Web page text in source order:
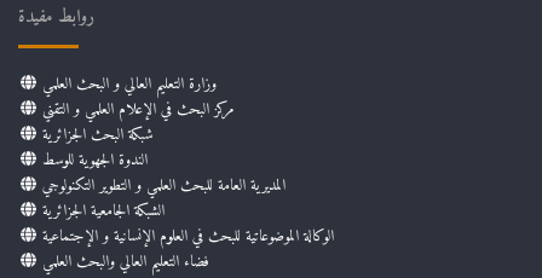
روابط مفيدة
وزارة التعليم العالي و البحث العلمي
مركز البحث في الإعلام العلمي و التقني
شبكة البحث الجزائرية
الندوة الجهوية للوسط
المديرية العامة للبحث العلمي و التطوير التكنولوجي
الشبكة الجامعية الجزائرية
الوكالة الموضوعاتية للبحث في العلوم الإنسانية و الإجتماعية
فضاء التعليم العالي والبحث العلمي